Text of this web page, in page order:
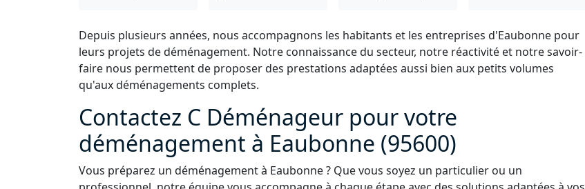
Depuis plusieurs années, nous accompagnons les habitants et les entreprises d'Eaubonne pour
leurs projets de déménagement. Notre connaissance du secteur, notre réactivité et notre savoir-
faire nous permettent de proposer des prestations adaptées aussi bien aux petits volumes
qu'aux déménagements complets.
Contactez C Déménageur pour votre
déménagement à Eaubonne (95600)
Vous préparez un déménagement à Eaubonne ? Que vous soyez un particulier ou un